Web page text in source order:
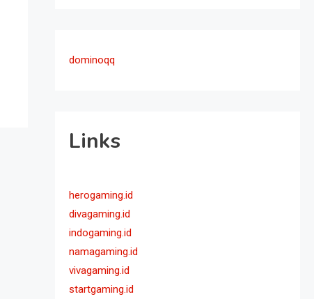
dominoqq
Links
herogaming.id
divagaming.id
indogaming.id
namagaming.id
vivagaming.id
startgaming.id